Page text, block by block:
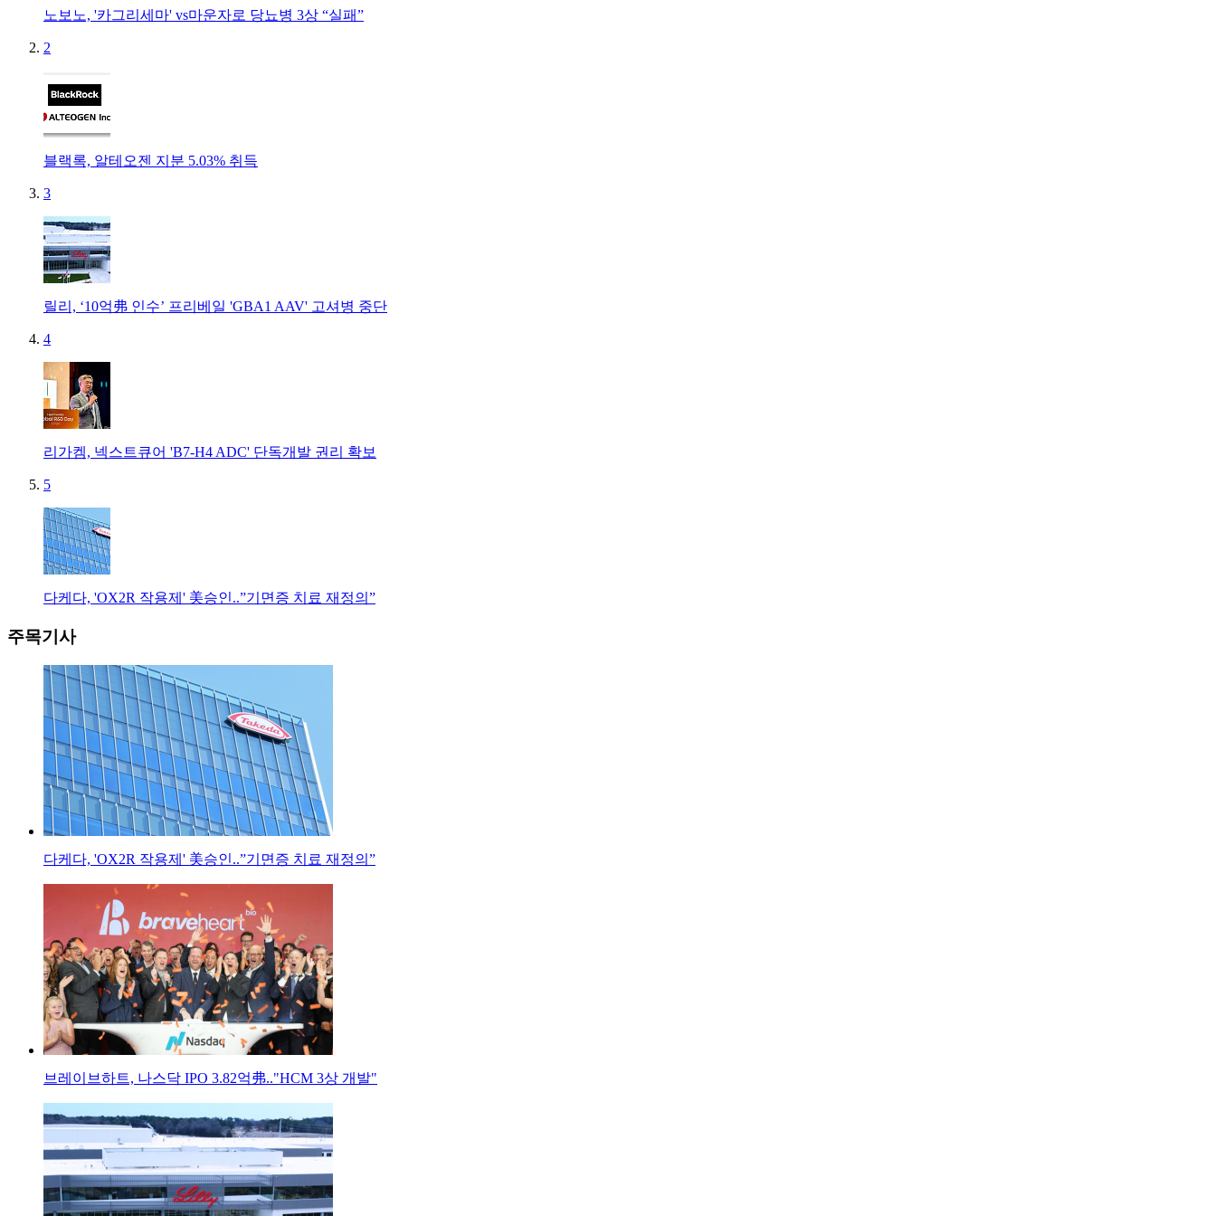
노보노, '카그리세마' vs마운자로 당뇨병 3상 “실패”
2
블랙록, 알테오젠 지분 5.03% 취득
3
릴리, ‘10억弗 인수’ 프리베일 'GBA1 AAV' 고셔병 중단
4
리가켐, 넥스트큐어 'B7-H4 ADC' 단독개발 권리 확보
5
다케다, 'OX2R 작용제' 美승인..”기면증 치료 재정의”
주목기사
다케다, 'OX2R 작용제' 美승인..”기면증 치료 재정의”
브레이브하트, 나스닥 IPO 3.82억弗.."HCM 3상 개발"